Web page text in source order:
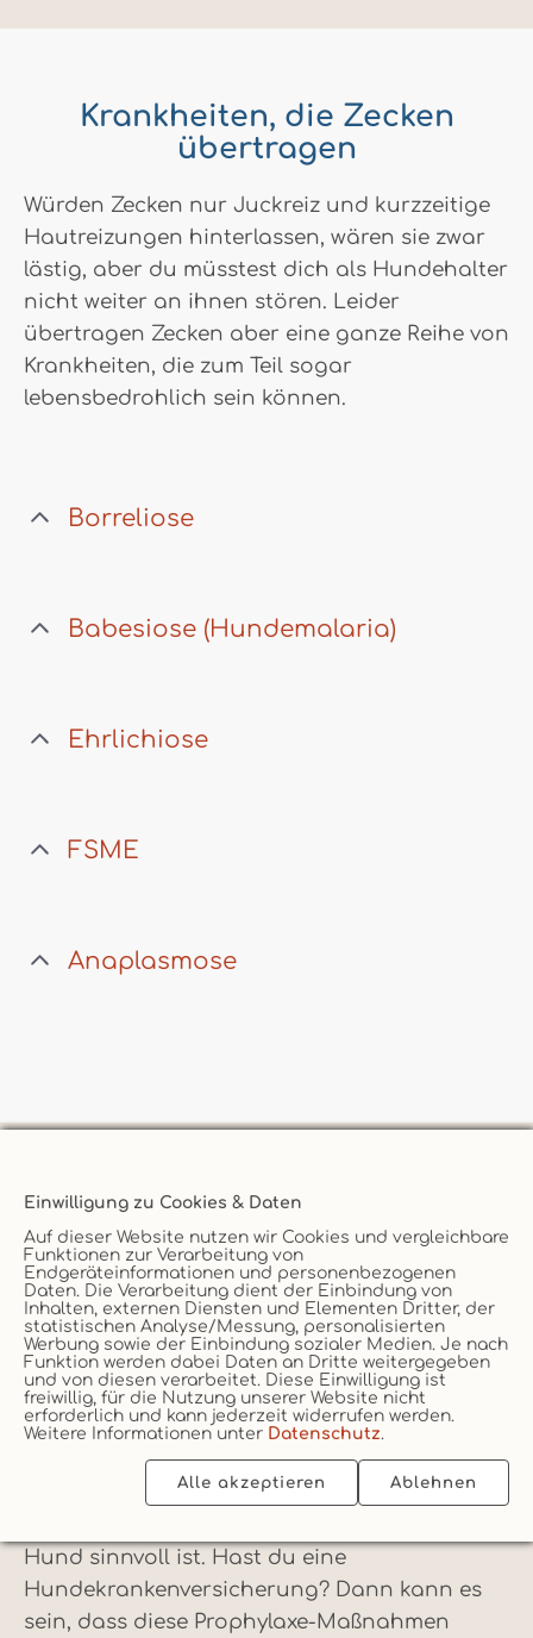
Einwilligung zu Cookies & Daten
Auf dieser Website nutzen wir Cookies und vergleichbare
Funktionen zur Verarbeitung von
Endgeräteinformationen und personenbezogenen
Daten. Die Verarbeitung dient der Einbindung von
Inhalten, externen Diensten und Elementen Dritter, der
statistischen Analyse/Messung, personalisierten
Werbung sowie der Einbindung sozialer Medien. Je nach
Funktion werden dabei Daten an Dritte weitergegeben
und von diesen verarbeitet. Diese Einwilligung ist
freiwillig, für die Nutzung unserer Website nicht
erforderlich und kann jederzeit widerrufen werden.
Weitere Informationen unter Datenschutz.
Alle akzeptieren Ablehnen
Krankheiten, die Zecken
übertragen
Würden Zecken nur Juckreiz und kurzzeitige
Hautreizungen hinterlassen, wären sie zwar
lästig, aber du müsstest dich als Hundehalter
nicht weiter an ihnen stören. Leider
übertragen Zecken aber eine ganze Reihe von
Krankheiten, die zum Teil sogar
lebensbedrohlich sein können.
Borreliose
Babesiose (Hundemalaria)
Ehrlichiose
FSME
Anaplasmose
Impf-Prophylaxe für Hunde
Neben Anti-Zeckenmitteln gibt es noch eine
weitere Möglichkeit, Krankheiten durch
Zecken vorzubeugen oder zumindest die
Schwere des Krankheitsverlaufs zu mildern:
das Impfen. Die Möglichkeiten eines Schutzes
mittels Impfung sind allerdings beschränkt,
da nicht gegen jede Erkrankung Impf-Stoff
verabreicht wird. Klär mit deinem Tierarzt,
Hund sinnvoll ist. Hast du eine
Hundekrankenversicherung? Dann kann es
sein, dass diese Prophylaxe-Maßnahmen